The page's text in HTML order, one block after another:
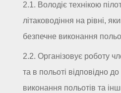
2.1. Володіє технікою
літаководіння на рівні,
безпечне виконання
2.2. Організовує роботу
та в польоті відповідно
виконання польотів та